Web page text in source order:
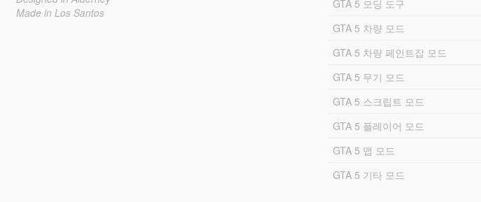
Made in Los Santos
GTA 5 모딩 도구
GTA 5 차량 모드
GTA 5 차량 페인트잡 모드
GTA 5 무기 모드
GTA 5 스크립트 모드
GTA 5 플레이어 모드
GTA 5 맵 모드
GTA 5 기타 모드